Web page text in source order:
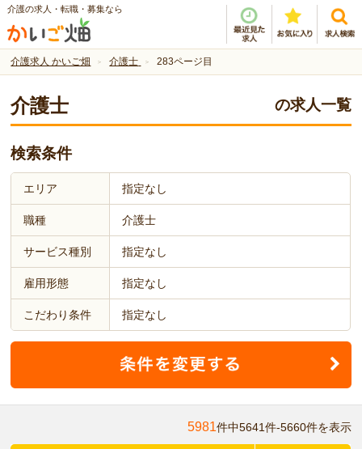
介護の求人・転職・募集なら
介護求人 かいご畑 介護士 283ページ目
介護士 の求人一覧
検索条件
エリア 指定なし
職種 介護士
サービス種別 指定なし
雇用形態 指定なし
こだわり条件 指定なし
5981件中5641件-5660件を表示